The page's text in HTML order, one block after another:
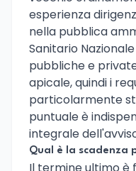
esperienza
nella pubblica
Sanitario
pubbliche e
apicale, quindi i
particolarmente
puntuale è
integrale
Qual è la scadenza
Il termine ultimo è